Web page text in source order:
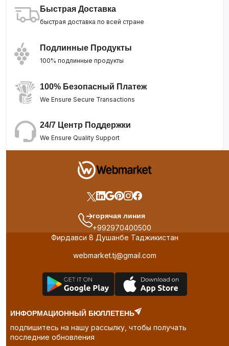
Быстрая Доставка
быстрая доставка по всей стране
Подлинные Продукты
100% подлинные продукты
100% Безопасный Платеж
We Ensure Secure Transactions
24/7 Центр Поддержки
We Ensure Quality Support
горячая линия
+992970400500
Фирдавси 8 Душанбе Таджикистан
webmarket.tj@gmail.com
ИНФОРМАЦИОННЫЙ БЮЛЛЕТЕНЬ
подпишитесь на нашу рассылку, чтобы получать
последние обновления